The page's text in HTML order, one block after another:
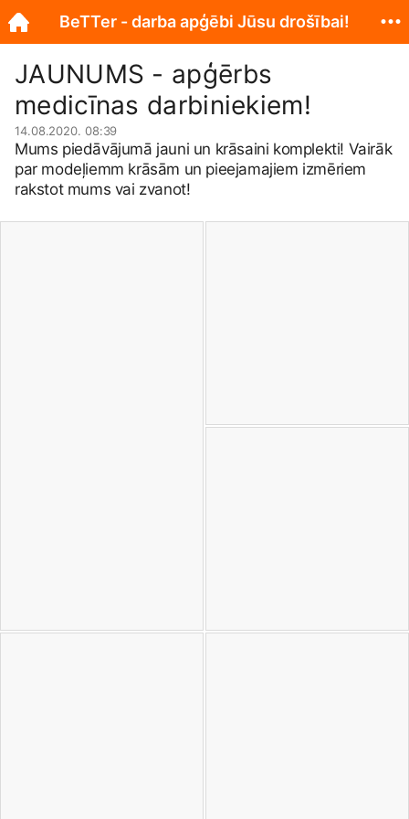
JAUNUMS - apģērbs
medicīnas darbiniekiem!
14.08.2020. 08:39
Mums piedāvājumā jauni un krāsaini komplekti! Vairāk
par modeļiemm krāsām un pieejamajiem izmēriem
rakstot mums vai zvanot!
BeTTer - darba apģēbi Jūsu drošībai!